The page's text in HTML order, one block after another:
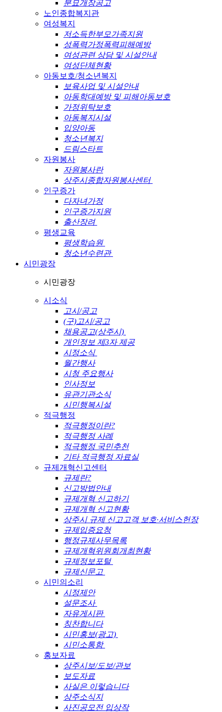
분묘개장공고
노인종합복지관
여성복지
저소득한부모가족지원
성폭력가정폭력피해예방
여성관련 상담 및 시설안내
여성단체현황
아동보호/청소년복지
보육사업 및 시설안내
아동학대예방 및 피해아동보호
가정위탁보호
아동복지시설
입양아동
청소년복지
드림스타트
자원봉사
자원봉사란
상주시종합자원봉사센터
인구증가
다자녀가정
인구증가지원
출산장려
평생교육
평생학습원
청소년수련관
시민광장
시민광장
시소식
고시/공고
(구)고시/공고
채용공고(상주시)
개인정보 제3자 제공
시정소식
월간행사
시청 주요행사
인사정보
유관기관소식
시민행복시설
적극행정
적극행정이란?
적극행정 사례
적극행정 국민추천
기타 적극행정 자료실
규제개혁신고센터
규제란?
신고방법안내
규제개혁 신고하기
규제개혁 신고현황
상주시 규제 신고고객 보호·서비스헌장
규제입증요청
행정규제사무목록
규제개혁위원회개최현황
규제정보포털
규제신문고
시민의소리
시정제안
설문조사
자유게시판
칭찬합니다
시민홍보(광고)
시민소통함
홍보자료
상주시보/도보/관보
보도자료
사실은 이렇습니다
상주소식지
사진공모전 입상작